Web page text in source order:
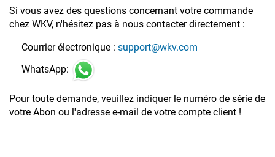
Si vous avez des questions concernant votre commande
chez WKV, n'hésitez pas à nous contacter directement :
Courrier électronique : support@wkv.com
WhatsApp:
Pour toute demande, veuillez indiquer le numéro de série de
votre Abon ou l'adresse e-mail de votre compte client !